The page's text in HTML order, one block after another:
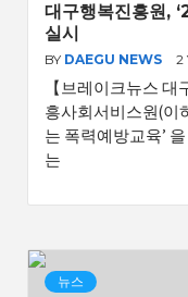
대구행복진흥원,
실시
BY DAEGU NEWS 2
【브레이크뉴스
흥사회서비스원(이
는 폭력예방교육’
는
뉴스